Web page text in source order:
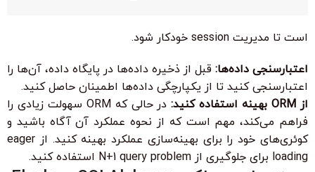
است تا مدیریت session خودکار شود.
اعتبارسنجی داده‌ها: قبل از ذخیره داده‌ها در پایگاه داده، آن‌ها را
اعتبارسنجی کنید تا از یکپارچگی داده‌ها اطمینان حاصل کنید.
از ORM بهینه استفاده کنید:
در حالی که ORM سهولت زیادی را
فراهم می‌کند، مهم است که از نحوه عملکرد آن آگاه باشید و
کوئری‌های خود را برای بهینه‌سازی عملکرد بهینه کنید. از eager
loading برای جلوگیری از N+1 query problem استفاده کنید.